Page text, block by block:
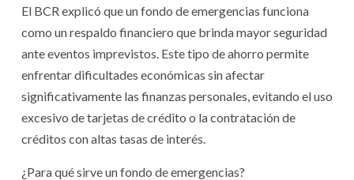
El BCR explicó que un fondo de emergencias funciona
como un respaldo financiero que brinda mayor seguridad
ante eventos imprevistos. Este tipo de ahorro permite
enfrentar dificultades económicas sin afectar
significativamente las finanzas personales, evitando el uso
excesivo de tarjetas de crédito o la contratación de
créditos con altas tasas de interés.
¿Para qué sirve un fondo de emergencias?